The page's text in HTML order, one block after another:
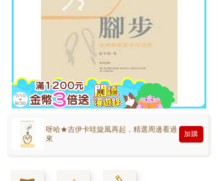
呀哈★吉伊卡哇旋風再起，精選周邊看過
來
加購